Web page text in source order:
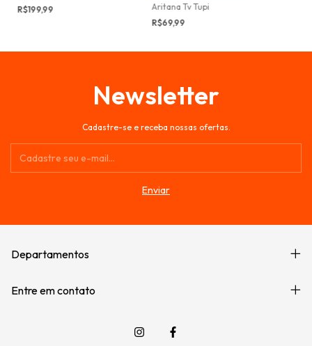
R$199,99
Aritana Tv Tupi
R$69,99
Newsletter
Cadastre-se e receba nossas ofertas.
Departamentos
Entre em contato